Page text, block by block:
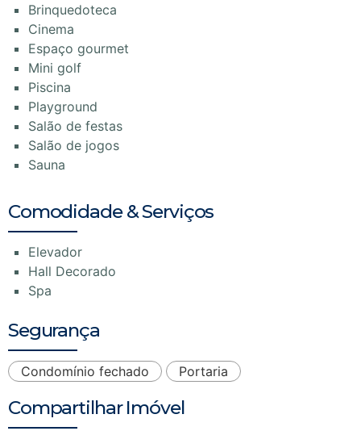
Brinquedoteca
Cinema
Espaço gourmet
Mini golf
Piscina
Playground
Salão de festas
Salão de jogos
Sauna
Comodidade & Serviços
Elevador
Hall Decorado
Spa
Segurança
Condomínio fechado Portaria
Compartilhar Imóvel